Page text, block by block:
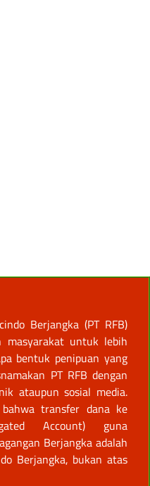
Berjangka (PT RFB)
masyarakat untuk lebih
bentuk penipuan yang
PT RFB dengan
ataupun sosial media.
transfer dana ke
Account) guna
Berjangka adalah
Berjangka, bukan atas